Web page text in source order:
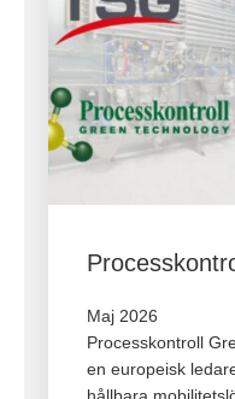
Maj 2026
Processkontroll
en europeisk